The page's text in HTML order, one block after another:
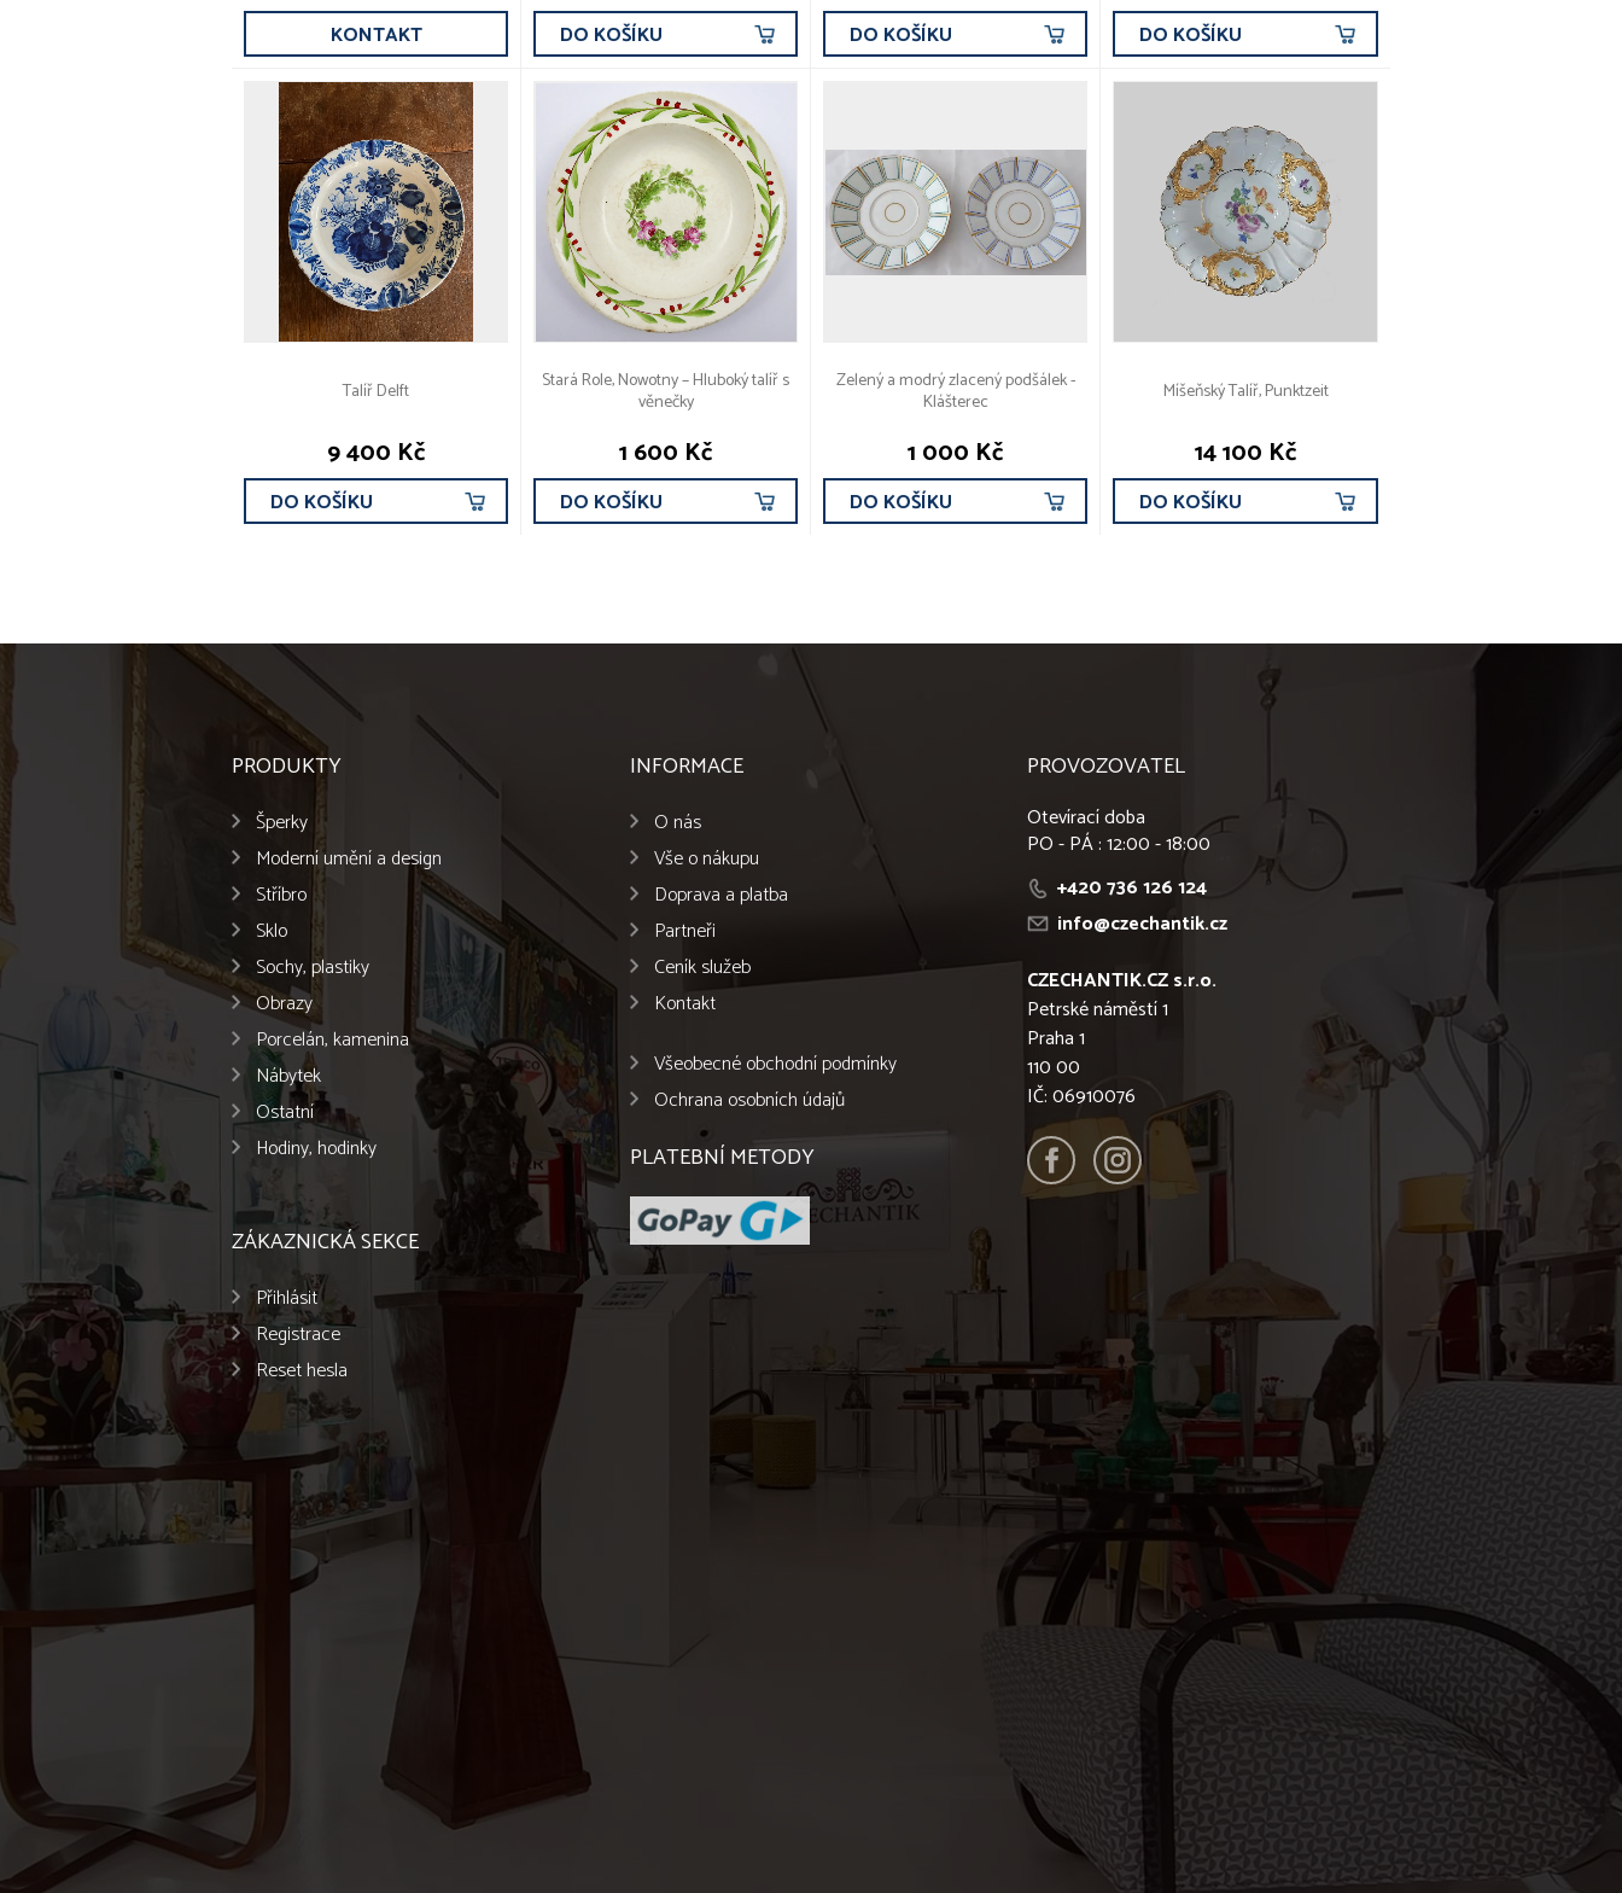
KONTAKT DO KOŠÍKU DO KOŠÍKU DO KOŠÍKU
Talíř Delft
9 400 Kč
DO KOŠÍKU
Stará Role, Nowotny – Hluboký talíř s
věnečky
1 600 Kč
DO KOŠÍKU
Zelený a modrý zlacený podšálek -
Klášterec
1 000 Kč
DO KOŠÍKU
Míšeňský Talíř, Punktzeit
14 100 Kč
DO KOŠÍKU
PRODUKTY
Šperky
Moderní umění a design
Stříbro
Sklo
Sochy, plastiky
Obrazy
Porcelán, kamenina
Nábytek
Ostatní
Hodiny, hodinky
ZÁKAZNICKÁ SEKCE
Přihlásit
Registrace
Reset hesla
INFORMACE
O nás
Vše o nákupu
Doprava a platba
Partneři
Ceník služeb
Kontakt
Všeobecné obchodní podmínky
Ochrana osobních údajů
PLATEBNÍ METODY
PROVOZOVATEL
Otevírací doba
PO - PÁ : 12:00 - 18:00
+420 736 126 124
info@czechantik.cz
CZECHANTIK.CZ s.r.o.
Petrské náměstí 1
Praha 1
110 00
IČ: 06910076